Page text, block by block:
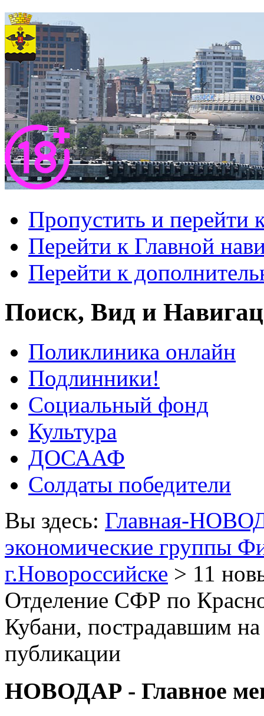
Пропустить и перейти
Перейти к Главной
Перейти к
Поиск, Вид и
Поликлиника онлайн
Подлинники!
Социальный фонд
Культура
ДОСААФ
Солдаты победители
Вы здесь: Главная-
экономические группы
г.Новороссийске > 11
Отделение СФР по
Кубани, пострадавшим
публикации
НОВОДАР - Главное